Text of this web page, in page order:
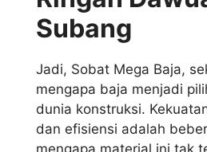
Subang
Jadi, Sobat Mega Baja,
mengapa baja menjadi
dunia konstruksi.
dan efisiensi adalah